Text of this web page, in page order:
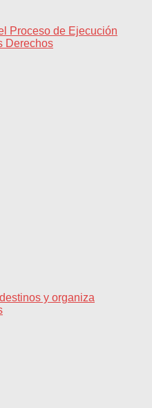
Proceso de Ejecución
Derechos
y organiza